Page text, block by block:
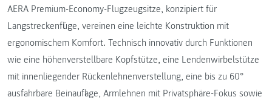
AERA Premium-Economy-Flugzeugsitze, konzipiert für
Langstreckenflüge, vereinen eine leichte Konstruktion mit
ergonomischem Komfort. Technisch innovativ durch Funktionen
wie eine höhenverstellbare Kopfstütze, eine Lendenwirbelstütze
mit innenliegender Rückenlehnenverstellung, eine bis zu 60°
ausfahrbare Beinauflage, Armlehnen mit Privatsphäre-Fokus sowie